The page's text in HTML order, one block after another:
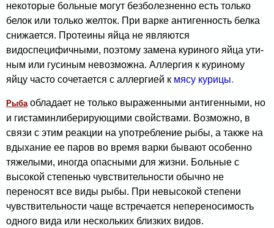
некоторые больные могут безболезненно есть только
белок или только желток. При варке антигенность белка
снижается. Протеины яйца не являются
видоспецифичными, поэтому замена куриного яйца ути­
ным или гусиным невозможна. Аллергия к куриному
яйцу часто сочетается с аллергией к мясу курицы.
Рыба обладает не только выраженными антигенны­ми, но
и гистаминлиберирующими свойствами. Возмож­но, в
связи с этим реакции на употребление рыбы, а также на
вдыхание ее паров во время варки бывают особенно
тяжелыми, иногда опасными для жизни. Боль­ные с
высокой степенью чувствительности обычно не
переносят все виды рыбы. При невысокой степени
чувст­вительности чаще встречается непереносимость
одного вида или нескольких близких видов.